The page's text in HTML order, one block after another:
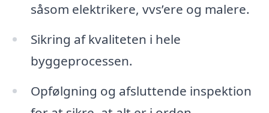
såsom elektrikere, vvs’ere og malere.
Sikring af kvaliteten i hele
byggeprocessen.
Opfølgning og afsluttende inspektion